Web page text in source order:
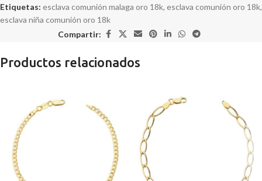
Etiquetas: esclava comunión malaga oro 18k, esclava comunión oro 18k,
esclava niña comunión oro 18k
Compartir:
Productos relacionados